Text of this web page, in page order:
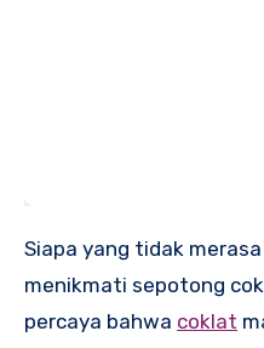
Siapa yang tidak merasa lebih baik setelah
menikmati sepotong
percaya bahwa coklat